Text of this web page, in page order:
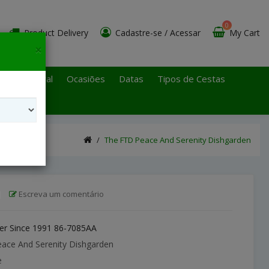
Product Delivery Cadastre-se / Acessar My Cart
0
Paulo Litoral Ocasiões Datas
Tipos de Cestas
The FTD Peace And Serenity Dishgarden
Escreva um comentário
Since 1991 86-7085AA
And Serenity Dishgarden
×